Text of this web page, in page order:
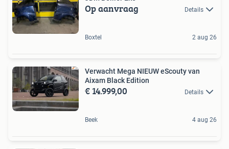
Op aanvraag Details
Boxtel 2 aug 26
Verwacht Mega NIEUW eScouty van
Aixam Black Edition
€ 14.999,00 Details
Beek 4 aug 26